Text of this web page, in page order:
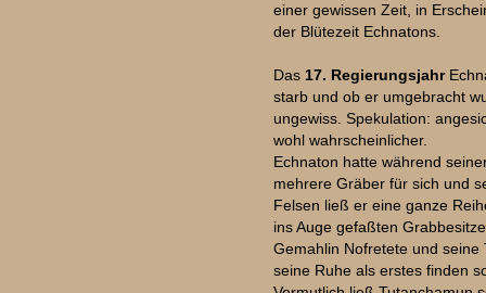
einer gewissen Zeit, in
der Blütezeit Echnatons.
Das 17. Regierungsjahr
starb und ob er umgebracht
ungewiss. Spekulation:
wohl wahrscheinlicher.
Echnaton hatte während
mehrere Gräber für sich und
Felsen ließ er eine ganze
ins Auge gefaßten
Gemahlin Nofretete und
seine Ruhe als erstes finden